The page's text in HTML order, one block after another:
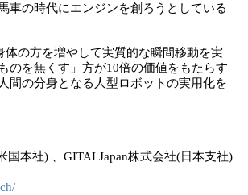
車の時代にエンジンを創ろうとしている
体の方を増やして実質的な瞬間移動を実
のを無くす」方が10倍の価値をもたらす
間の分身となる人型ロボットの実用化を
国本社) 、GITAI Japan株式会社(日本支社)